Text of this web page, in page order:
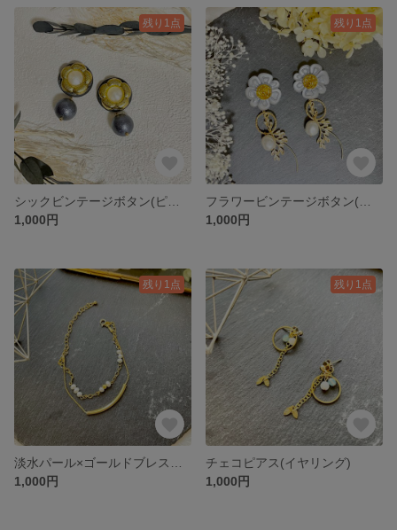
残り1点
1,000円
残り1点
1,000円
残り1点
1,000円
残り1点
チェコピアス(イヤリング)
1,000円